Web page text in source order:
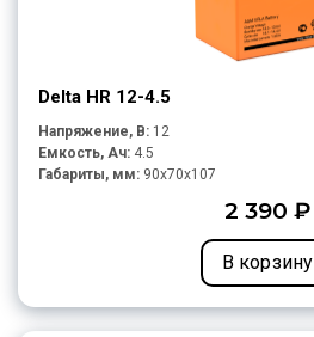
Delta HR 12-4.5
Напряжение, В: 12
Емкость, Ач: 4.5
Габариты, мм: 90x70x107
2 390 ₽
В корзину